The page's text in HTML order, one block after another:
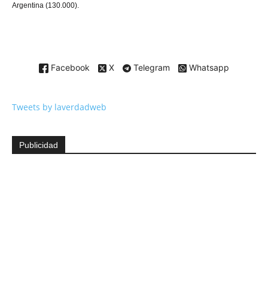
Argentina (130.000).
Facebook X Telegram Whatsapp
Tweets by laverdadweb
Publicidad